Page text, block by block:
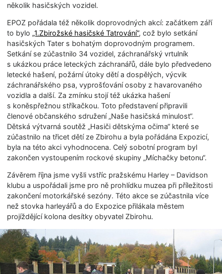
několik hasičských vozidel.
EPOZ pořádala též několik doprovodných akcí: začátkem září
to bylo „1.Zbirožské hasičské Tatrování“, což bylo setkání
hasičských Tater s bohatým doprovodným programem.
Setkání se zúčastnilo 34 vozidel, záchranářský vrtulník
s ukázkou práce leteckých záchranářů, dále bylo předvedeno
letecké hašení, požární útoky dětí a dospělých, výcvik
záchranářského psa, vyprošťování osoby z havarovaného
vozidla a další. Za zmínku stojí též ukázka hašení
s koněspřežnou stříkačkou. Toto představení připravili
členové občanského sdružení „Naše hasičská minulost“.
Dětská výtvarná soutěž „Hasiči dětskýma očima“ které se
zúčastnilo na třicet dětí ze Zbirohu a byla pořádána Expozicí,
byla na této akci vyhodnocena. Celý sobotní program byl
zakončen vystoupením rockové skupiny „Míchačky betonu“.
Závěrem října jsme vyšli vstříc pražskému Harley – Davidson
klubu a uspořádali jsme pro ně prohlídku muzea při příležitosti
zakončení motorkářské sezóny. Této akce se zúčastnila více
než stovka harleyářů a do Expozice přilákala městem
projíždějící kolona desítky obyvatel Zbirohu.